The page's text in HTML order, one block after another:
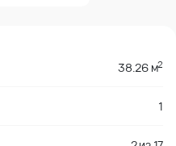
38.26 м2
1